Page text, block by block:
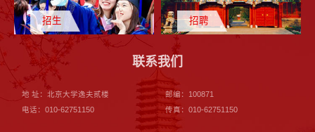
招生 招聘
联系我们
地 址：北京大学逸夫贰楼
邮编：100871
电话：010-62751150
传真：010-62751150